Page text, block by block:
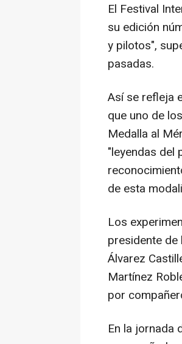
El Festival
su edición
y pilotos",
pasadas.
Así se refleja
que uno de
Medalla al
"leyendas del
de esta
Los
presidente de
Álvarez
Martínez
por
En la jornada